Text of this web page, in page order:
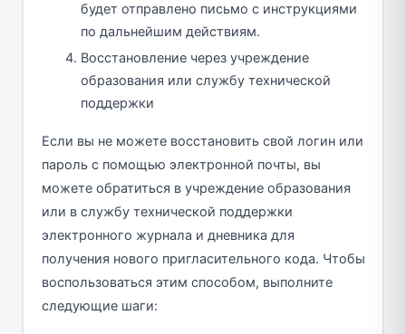
будет отправлено письмо с инструкциями
по дальнейшим действиям.
Восстановление через учреждение
образования или службу технической
поддержки
Если вы не можете восстановить свой логин или
пароль с помощью электронной почты, вы
можете обратиться в учреждение образования
или в службу технической поддержки
электронного журнала и дневника для
получения нового пригласительного кода. Чтобы
воспользоваться этим способом, выполните
следующие шаги: